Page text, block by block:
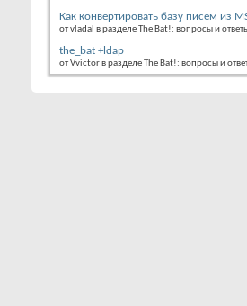
Как конвертировать базу писем из
от vladal в разделе The Bat!: вопросы и
the_bat +ldap
от Vvictor в разделе The Bat!: вопросы и